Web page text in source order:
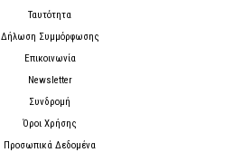
Ταυτότητα
Δήλωση Συμμόρφωσης
Επικοινωνία
Newsletter
Συνδρομή
Όροι Χρήσης
Προσωπικά Δεδομένα